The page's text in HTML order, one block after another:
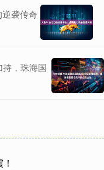
袭传奇
，珠海国